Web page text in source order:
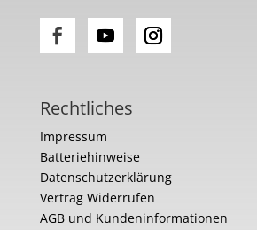
Rechtliches
Impressum
Batteriehinweise
Datenschutzerklärung
Vertrag Widerrufen
AGB und Kundeninformationen